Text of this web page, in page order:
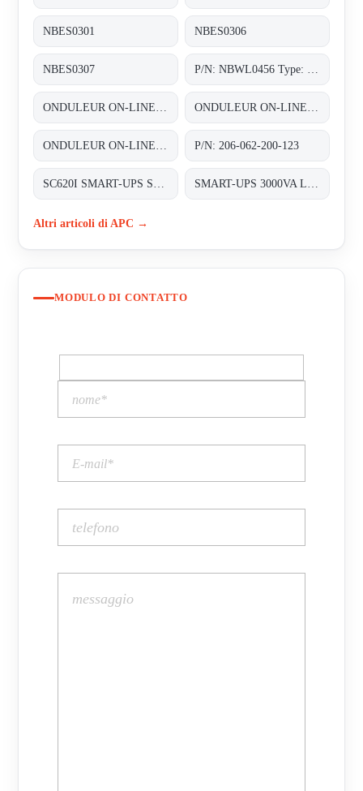
NBES0301 NBES0306
NBES0307
P/N: 206-062-200-123
Altri articoli di APC →
MODULO DI CONTATTO